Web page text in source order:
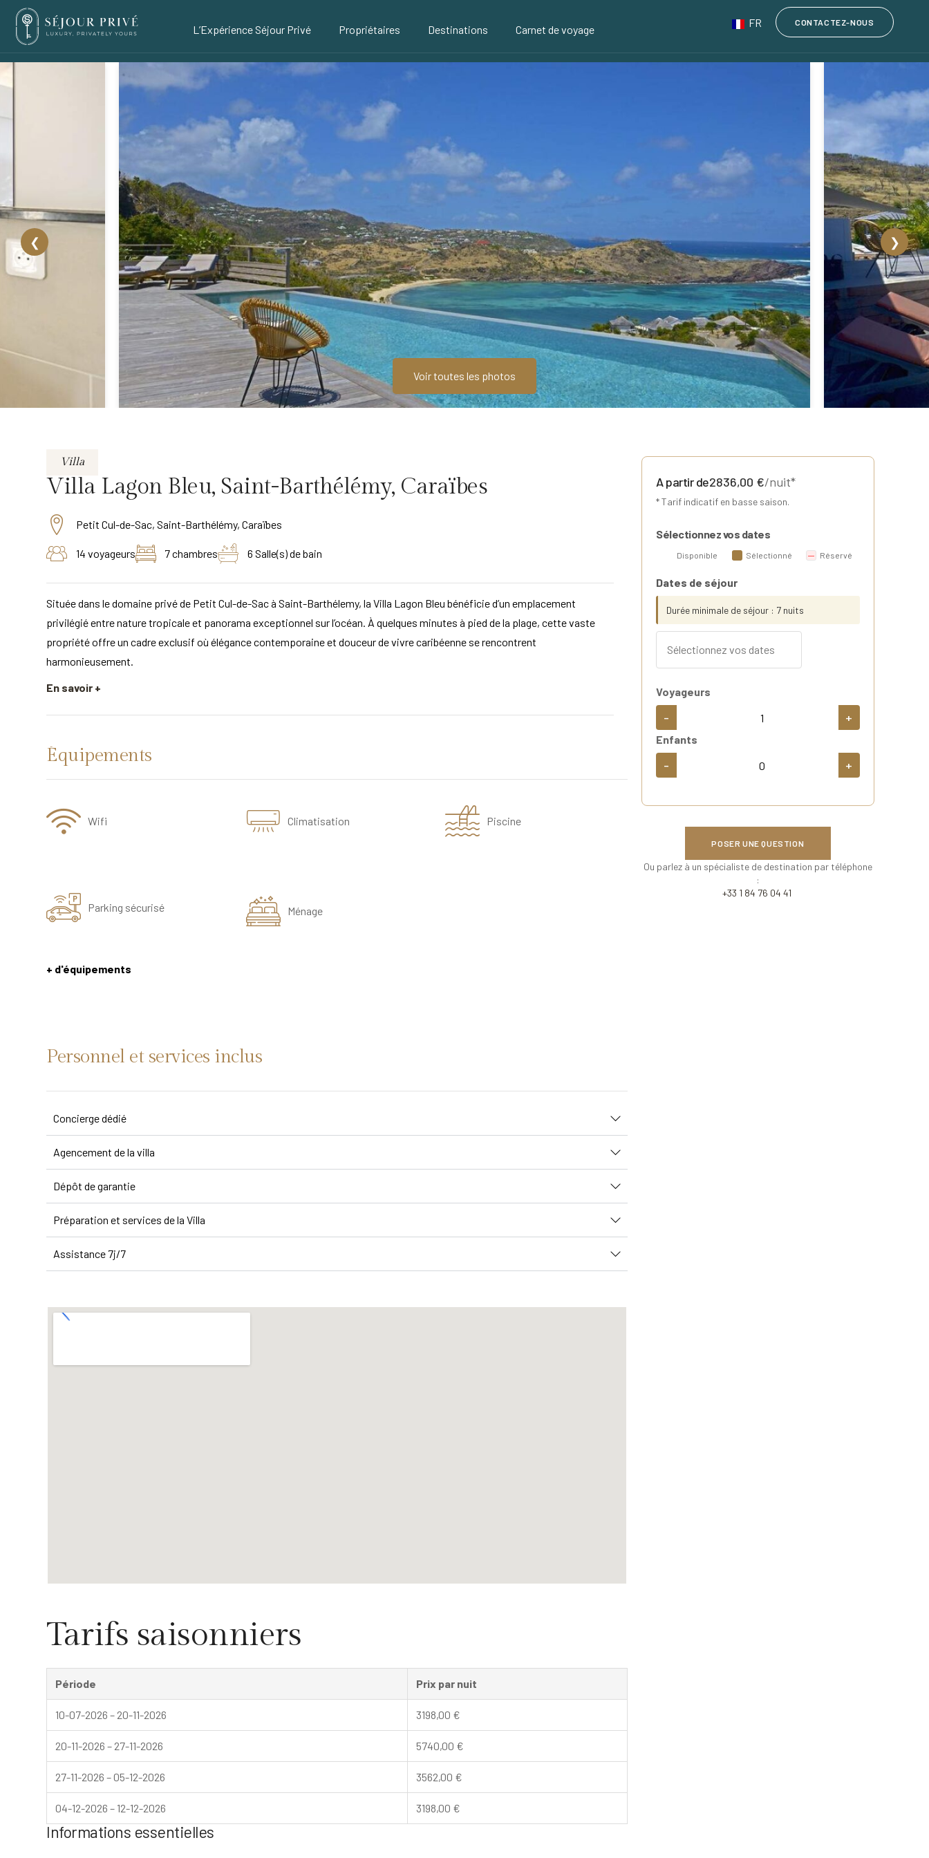
L’Expérience Séjour Privé Propriétaires Destinations Carnet de voyage
FR CONTACTEZ-NOUS
❮ ❯
Voir toutes les photos
Villa
Villa Lagon Bleu, Saint-Barthélémy, Caraïbes
Petit Cul-de-Sac, Saint-Barthélémy, Caraïbes
14 voyageurs 7 chambres 6 Salle(s) de bain
Située dans le domaine privé de Petit Cul-de-Sac à Saint-Barthélemy, la Villa Lagon Bleu bénéficie d’un emplacement
privilégié entre nature tropicale et panorama exceptionnel sur l’océan. À quelques minutes à pied de la plage, cette vaste
propriété offre un cadre exclusif où élégance contemporaine et douceur de vivre caribéenne se rencontrent
harmonieusement.
En savoir +
Équipements
Wifi Climatisation Piscine
Parking sécurisé Ménage
+ d'équipements
Personnel et services inclus
Concierge dédié
Agencement de la villa
Dépôt de garantie
Préparation et services de la Villa
Assistance 7j/7
Tarifs saisonniers
Période Prix par nuit
10-07-2026 – 20-11-2026 3198,00 €
20-11-2026 – 27-11-2026 5740,00 €
27-11-2026 – 05-12-2026 3562,00 €
04-12-2026 – 12-12-2026 3198,00 €
Informations essentielles
A partir de2836,00 €/nuit*
* Tarif indicatif en basse saison.
Sélectionnez vos dates
Disponible Sélectionné Réservé
Dates de séjour
Durée minimale de séjour : 7 nuits
Voyageurs
- +
Enfants
- +
POSER UNE QUESTION
Ou parlez à un spécialiste de destination par téléphone
:
+33 1 84 76 04 41